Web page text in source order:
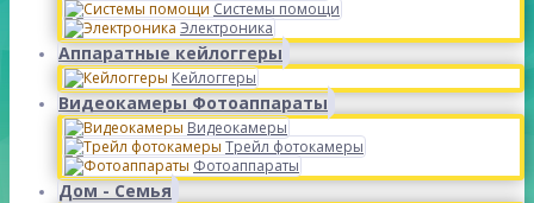
Системы помощи
Электроника
Аппаратные кейлоггеры
Кейлоггеры
Видеокамеры Фотоаппараты
Видеокамеры
Трейл фотокамеры
Фотоаппараты
Дом - Семья